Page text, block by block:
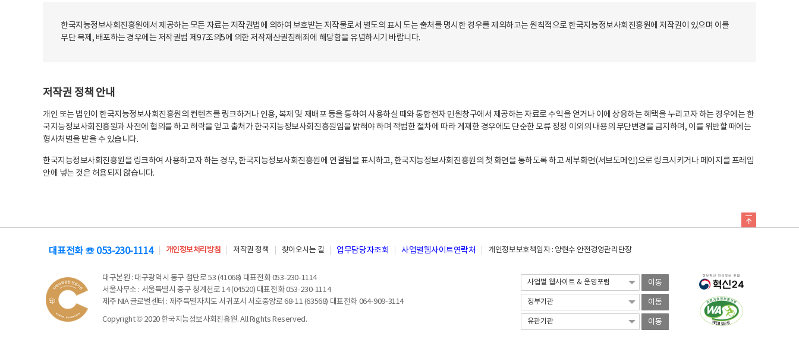
한국지능정보사회진흥원에서 제공하는 모든 자료는 저작권법에 의하여 보호받는 저작물로서 별도의 표시 도는 출처를 명시한 경우를 제외하고는 원칙적으로 한국지능정보사회진흥원에 저작권이 있으며 이를
무단 복제, 배포하는 경우에는 저작권법 제97조의5에 의한 저작재산권침해죄에 해당함을 유념하시기 바랍니다.
저작권 정책 안내
개인 또는 법인이 한국지능정보사회진흥원의 컨텐츠를 링크하거나 인용, 복제 및 재배포 등을 통하여 사용하실 때와 통합전자 민원창구에서 제공하는 자료로 수익을 얻거나 이에 상응하는 혜택을 누리고자 하는 경우에는 한
국지능정보사회진흥원과 사전에 협의를 하고 허락을 얻고 출처가 한국지능정보사회진흥원임을 밝혀야 하며 적법한 절차에 따라 게재한 경우에도 단순한 오류 정정 이외의 내용의 무단변경을 금지하며, 이를 위반할 때에는
형사처벌을 받을 수 있습니다.
한국지능정보사회진흥원을 링크하여 사용하고자 하는 경우, 한국지능정보사회진흥원에 연결됨을 표시하고, 한국지능정보사회진흥원의 첫 화면을 통하도록 하고 세부화면(서브도메인)으로 링크시키거나 페이지를 프레임
안에 넣는 것은 허용되지 않습니다.
대표전화 ☏ 053-230-1114 개인정보처리방침 저작권 정책 찾아오시는 길 업무담당자조회 사업별웹사이트연락처 개인정보보호책임자 : 양현수 안전경영관리단장
대구본원 : 대구광역시 동구 첨단로 53 (41068) 대표전화 053-230-1114
서울사무소 : 서울특별시 중구 청계천로 14 (04520) 대표전화 053-230-1114
제주 NIA 글로벌센터 : 제주특별자치도 서귀포시 서호중앙로 68-11 (63568) 대표전화 064-909-3114
Copyright © 2020 한국지능정보사회진흥원. All Rights Reserved.
이동
이동
이동